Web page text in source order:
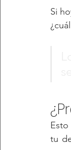
Si
tu